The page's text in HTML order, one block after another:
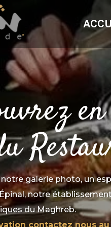
galerie photo, un
notre
du Maghreb.
contactez nous au